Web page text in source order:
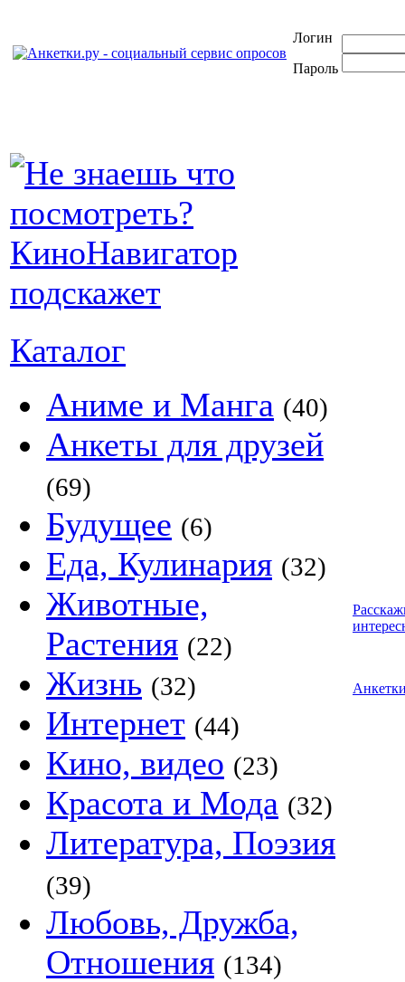
Логин
Пароль
Каталог
Аниме и Манга (40)
Анкеты для друзей
(69)
Будущее (6)
Еда, Кулинария (32)
Животные,
Растения (22)
Жизнь (32)
Интернет (44)
Кино, видео (23)
Красота и Мода (32)
Литература, Поэзия
(39)
Любовь, Дружба,
Отношения (134)